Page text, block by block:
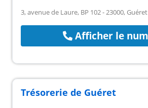
3, avenue de Laure, BP 102 - 23000, Guéret
Afficher le
Trésorerie de Guéret